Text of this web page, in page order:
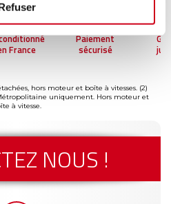
France
Paiement
sécurisé
hors moteur et boîte à vitesses. (2)
uniquement. Hors moteur et
à vitesse.
NOUS !